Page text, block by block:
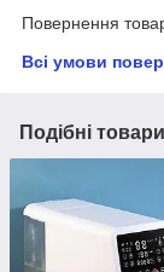
Повернення
Всі умови
Подібні